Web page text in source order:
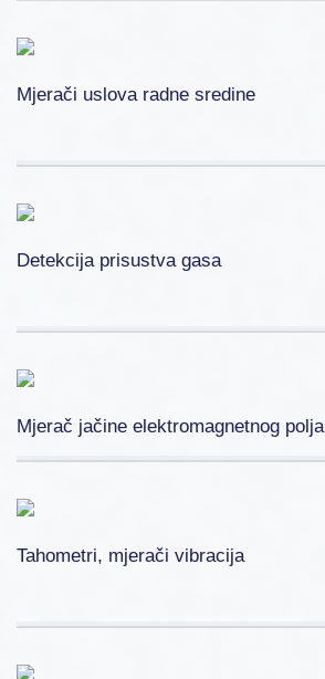
Mjerači uslova radne sredine
Detekcija prisustva gasa
Mjerač jačine elektromagnetnog polja
Tahometri, mjerači vibracija